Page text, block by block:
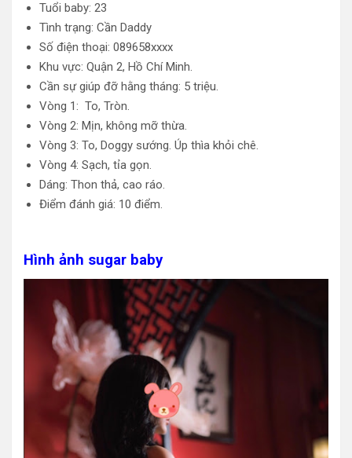
Tuổi baby: 23
Tình trạng: Cần Daddy
Số điện thoại: 089658xxxx
Khu vực: Quận 2, Hồ Chí Minh.
Cần sự giúp đỡ hằng tháng: 5 triệu.
Vòng 1: To, Tròn.
Vòng 2: Mịn, không mỡ thừa.
Vòng 3: To, Doggy sướng. Úp thìa khỏi chê.
Vòng 4: Sạch, tỉa gọn.
Dáng: Thon thả, cao ráo.
Điểm đánh giá: 10 điểm.
Hình ảnh sugar baby